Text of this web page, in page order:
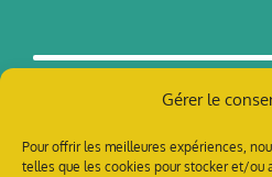
Gérer le
Pour offrir les meilleures expériences,
telles que les cookies pour stocker et/ou